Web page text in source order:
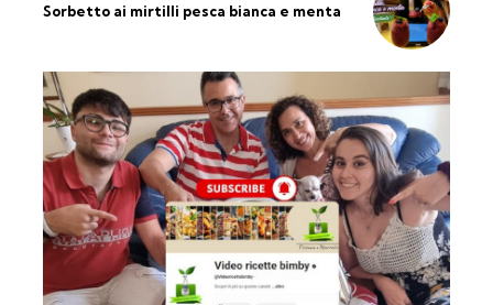
Sorbetto ai mirtilli pesca bianca e menta